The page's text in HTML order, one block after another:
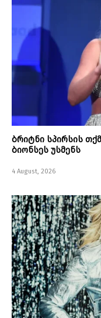
ბრიტნი სპირსის
ბიონსეს უსმენს
4 August, 2026